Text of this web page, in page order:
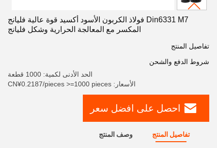
Din6331 M7 فولاذ الكربون الأسود أكسيد قوة عالية فليانج
المكسر مع المعالجة الحرارية وشكل فليانج
تفاصيل المنتج
شروط الدفع والشحن
الحد الأدنى لكمية: 1000 قطعة
الأسعار: CN¥0.2187/pieces >=1000 pieces
احصل على افضل سعر
تفاصيل المنتج وصف المنتج